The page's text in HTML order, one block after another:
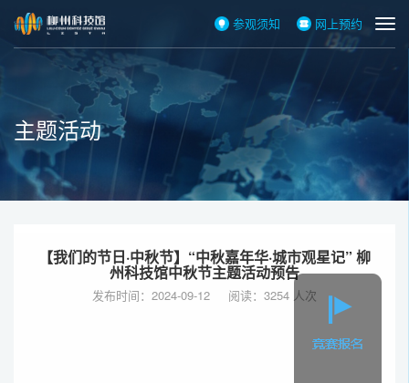
参观须知 网上预约
主题活动
【我们的节日·中秋节】“中秋嘉年华·城市观星记” 柳
州科技馆中秋节主题活动预告
发布时间：2024-09-12 阅读：3254 人次